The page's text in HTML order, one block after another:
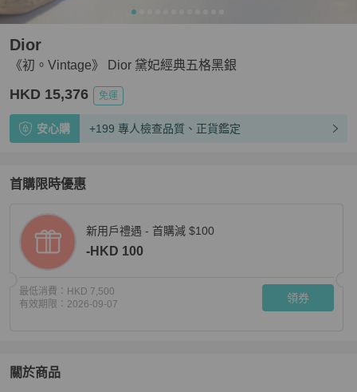
《初。Vintage》 Dior 黛妃經典五格黑銀
Dior
HKD 15,376 免運
安心購 +199 專人檢查品質、正貨鑑定
首購限時優惠
新用戶禮遇 - 首購減 $100
-HKD 100
最低消費： HKD 7,500
有效期限： 2026-09-07 領券
關於商品